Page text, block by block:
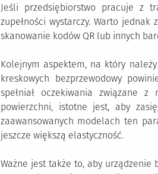
Jeśli przedsiębiorstwo pracuje z
zupełności wystarczy. Warto
skanowanie kodów QR lub innych
Kolejnym aspektem, na który
kreskowych bezprzewodowy
spełniał oczekiwania związane
powierzchni, istotne jest, aby
zaawansowanych modelach ten
jeszcze większą elastyczność.
Ważne jest także to, aby urządzenie